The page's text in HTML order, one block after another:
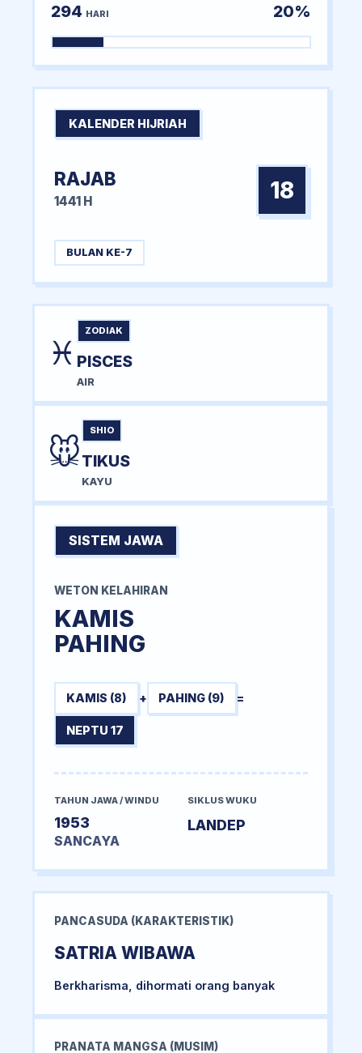
294 HARI 20%
KALENDER HIJRIAH
RAJAB
1441 H 18
BULAN KE-7
♓
ZODIAK
PISCES
AIR
🐭
SHIO
TIKUS
KAYU
SISTEM JAWA
WETON KELAHIRAN
KAMIS
PAHING
KAMIS (8) + PAHING (9) =
NEPTU 17
TAHUN JAWA / WINDU
1953
SANCAYA
SIKLUS WUKU
LANDEP
PANCASUDA (KARAKTERISTIK)
SATRIA WIBAWA
Berkharisma, dihormati orang banyak
PRANATA MANGSA (MUSIM)